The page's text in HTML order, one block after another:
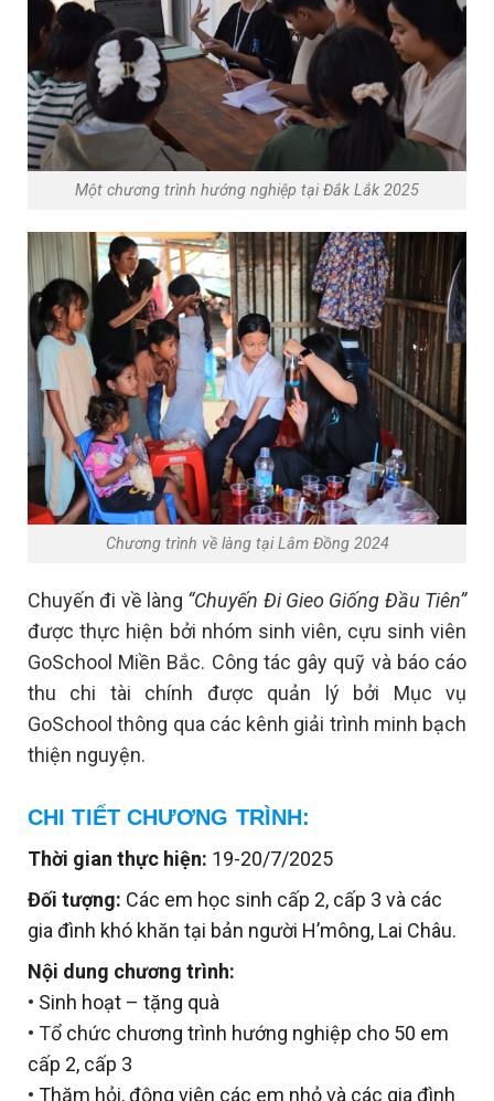
Một chương trình hướng nghiệp tại Đắk Lắk 2025
Chương trình về làng tại Lâm Đồng 2024
Chuyến đi về làng “Chuyến Đi Gieo Giống Đầu Tiên”
được thực hiện bởi nhóm sinh viên, cựu sinh viên
GoSchool Miền Bắc. Công tác gây quỹ và báo cáo
thu chi tài chính được quản lý bởi Mục vụ
GoSchool thông qua các kênh giải trình minh bạch
thiện nguyện.
CHI TIẾT CHƯƠNG TRÌNH:
Thời gian thực hiện: 19-20/7/2025
Đối tượng: Các em học sinh cấp 2, cấp 3 và các
gia đình khó khăn tại bản người H’mông, Lai Châu.
Nội dung chương trình:
• Sinh hoạt – tặng quà
• Tổ chức chương trình hướng nghiệp cho 50 em
cấp 2, cấp 3
• Thăm hỏi, động viên các em nhỏ và các gia đình